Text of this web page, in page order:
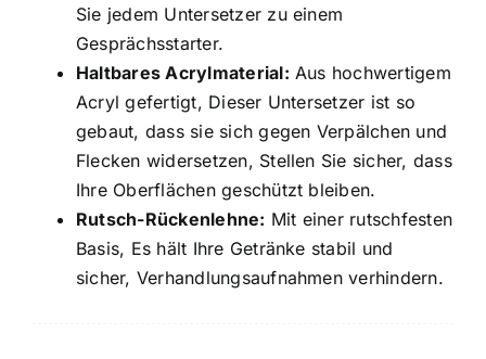
Sie jedem Untersetzer zu einem
Gesprächsstarter.
Haltbares Acrylmaterial: Aus hochwertigem
Acryl gefertigt, Dieser Untersetzer ist so
gebaut, dass sie sich gegen Verpälchen und
Flecken widersetzen, Stellen Sie sicher, dass
Ihre Oberflächen geschützt bleiben.
Rutsch-Rückenlehne: Mit einer rutschfesten
Basis, Es hält Ihre Getränke stabil und
sicher, Verhandlungsaufnahmen verhindern.